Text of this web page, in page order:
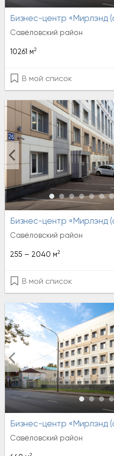
Бизнес-центр «Мирлэнд
Савёловский район
10261 м2
В мой список
Бизнес-центр «Мирлэнд
Савёловский район
255 – 2040 м2
В мой список
Бизнес-центр «Мирлэнд
Савёловский район
2